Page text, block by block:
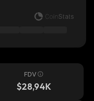
FDV
$28,94K